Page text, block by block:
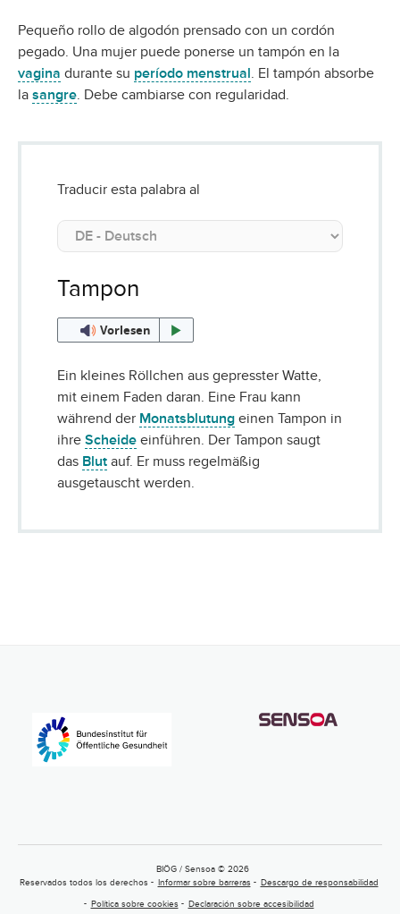
Pequeño rollo de algodón prensado con un cordón
pegado. Una mujer puede ponerse un tampón en la
vagina durante su período menstrual . El tampón absorbe
la sangre . Debe cambiarse con regularidad.
Traducir esta palabra al
Tampon
Vorlesen
Ein kleines Röllchen aus gepresster Watte,
mit einem Faden daran. Eine Frau kann
während der Monatsblutung einen Tampon in
ihre Scheide einführen. Der Tampon saugt
das Blut auf. Er muss regelmäßig
ausgetauscht werden.
BIÖG / Sensoa © 2026
Reservados todos los derechos
Informar sobre barreras Descargo de responsabilidad
Política sobre cookies Declaración sobre accesibilidad